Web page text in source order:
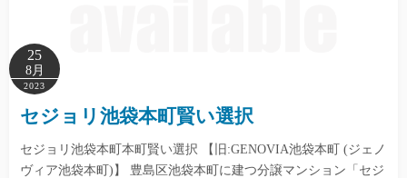
25
8月
2023
セジョリ池袋本町賢い選択
セジョリ池袋本町本町賢い選択 【旧:GENOVIA池袋本町 (ジェノ
ヴィア池袋本町)】 豊島区池袋本町に建つ分譲マンション「セジ